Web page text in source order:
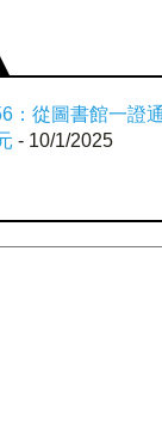
：從圖書館一證
- 10/1/2025